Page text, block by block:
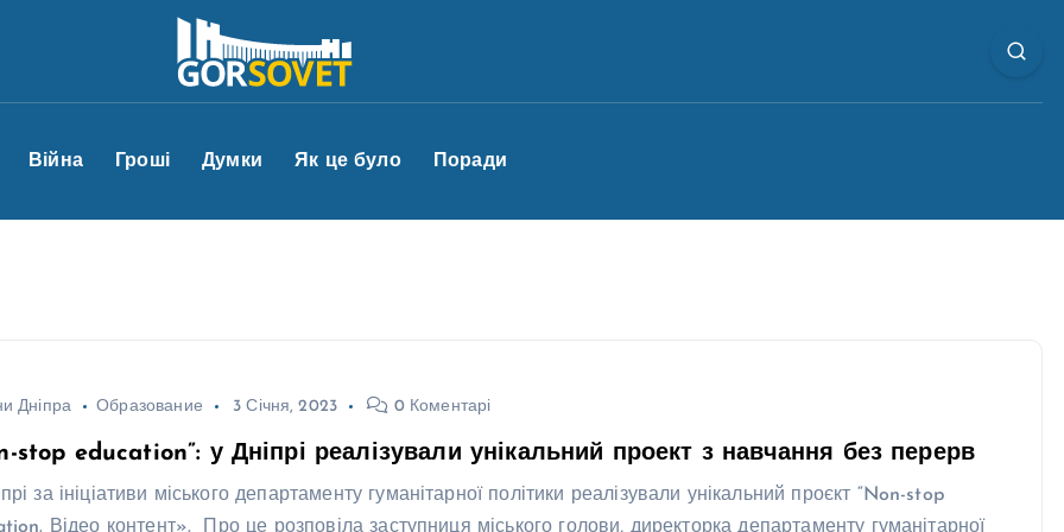
Війна Гроші Думки Як це було Поради
Дніпра Образование 3 Січня, 2023 0 Коментарі
stop education”: у Дніпрі реалізували унікальний проект з навчання без перерв
за ініціативи міського департаменту гуманітарної політики реалізували унікальний проєкт “Non-stop
Відео контент». Про це розповіла заступниця міського голови, директорка департаменту гуманітарної